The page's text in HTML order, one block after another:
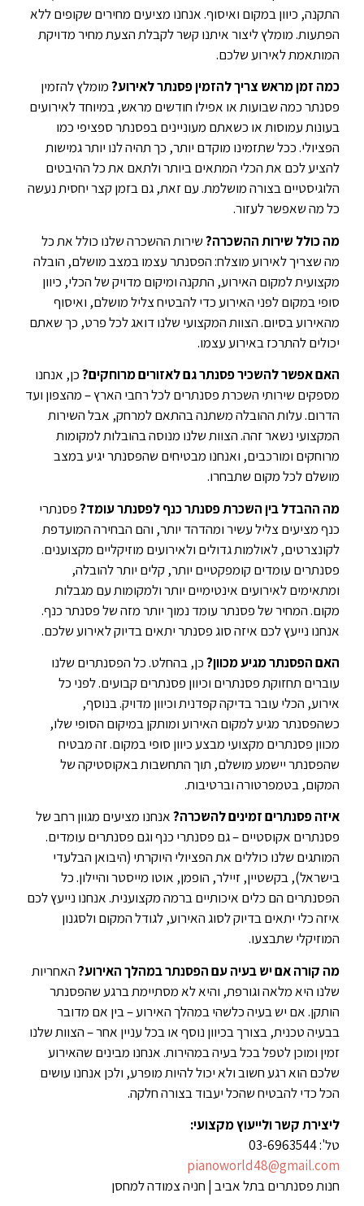
התקנה, כיוון במקום ואיסוף. אנחנו מציעים מחירים שקופים ללא
הפתעות. מומלץ ליצור איתנו קשר לקבלת הצעת מחיר מדויקת
המותאמת לאירוע שלכם.
כמה זמן מראש צריך להזמין פסנתר לאירוע?מומלץ להזמין
פסנתר כמה שבועות או אפילו חודשים מראש, במיוחד לאירועים
בעונות עמוסות או כשאתם מעוניינים בפסנתר ספציפי כמו
הפציולי. ככל שתזמינו מוקדם יותר, כך תהיה לנו יותר גמישות
להציע לכם את הכלי המתאים ביותר ולתאם את כל ההיבטים
הלוגיסטיים בצורה מושלמת. עם זאת, גם בזמן קצר יחסית נעשה
כל מה שאפשר לעזור.
מה כולל שירות ההשכרה?שירות ההשכרה שלנו כולל את כל
מה שצריך לאירוע מוצלח: הפסנתר עצמו במצב מושלם, הובלה
מקצועית למקום האירוע, התקנה ומיקום מדויק של הכלי, כיוון
סופי במקום לפני האירוע כדי להבטיח צליל מושלם, ואיסוף
מהאירוע בסיום. הצוות המקצועי שלנו דואג לכל פרט, כך שאתם
יכולים להתרכז באירוע עצמו.
האם אפשר להשכיר פסנתר גם לאזורים מרוחקים?כן, אנחנו
מספקים שירותי השכרת פסנתרים לכל רחבי הארץ – מהצפון ועד
הדרום. עלות ההובלה משתנה בהתאם למרחק, אבל השירות
המקצועי נשאר זהה. הצוות שלנו מנוסה בהובלות למקומות
מרוחקים ומורכבים, ואנחנו מבטיחים שהפסנתר יגיע במצב
מושלם לכל מקום שתבחרו.
מה ההבדל בין השכרת פסנתר כנף לפסנתר עומד?פסנתרי
כנף מציעים צליל עשיר ומהדהד יותר, והם הבחירה המועדפת
לקונצרטים, לאולמות גדולים ולאירועים מוזיקליים מקצוענים.
פסנתרים עומדים קומפקטיים יותר, קלים יותר להובלה,
ומתאימים לאירועים אינטימיים יותר ולמקומות עם מגבלות
מקום. המחיר של פסנתר עומד נמוך יותר מזה של פסנתר כנף.
אנחנו נייעץ לכם איזה סוג פסנתר יתאים בדיוק לאירוע שלכם.
האם הפסנתר מגיע מכוון?כן, בהחלט. כל הפסנתרים שלנו
עוברים תחזוקת פסנתרים וכיוון פסנתרים קבועים. לפני כל
אירוע, הכלי עובר בדיקה קפדנית וכיוון מדויק. בנוסף,
כשהפסנתר מגיע למקום האירוע ומותקן במיקום הסופי שלו,
מכוון פסנתרים מקצועי מבצע כיוון סופי במקום. זה מבטיח
שהפסנתר יישמע מושלם, תוך התחשבות באקוסטיקה של
המקום, בטמפרטורה וברטיבות.
איזה פסנתרים זמינים להשכרה?אנחנו מציעים מגוון רחב של
פסנתרים אקוסטיים – גם פסנתרי כנף וגם פסנתרים עומדים.
המותגים שלנו כוללים את הפציולי היוקרתי (היבואן הבלעדי
בישראל), בקשטיין, זיילר, הופמן, אוטו מייסטר והיילון. כל
הפסנתרים הם כלים איכותיים ברמה מקצוענית. אנחנו נייעץ לכם
איזה כלי יתאים בדיוק לסוג האירוע, לגודל המקום ולסגנון
המוזיקלי שתבצעו.
מה קורה אם יש בעיה עם הפסנתר במהלך האירוע?האחריות
שלנו היא מלאה וגורפת, והיא לא מסתיימת ברגע שהפסנתר
הותקן. אם יש בעיה כלשהי במהלך האירוע – בין אם מדובר
בבעיה טכנית, בצורך בכיוון נוסף או בכל עניין אחר – הצוות שלנו
זמין ומוכן לטפל בכל בעיה במהירות. אנחנו מבינים שהאירוע
שלכם הוא רגע חשוב ולא יכול להיות מופרע, ולכן אנחנו עושים
הכל כדי להבטיח שהכל יעבוד בצורה חלקה.
ליצירת קשר ולייעוץ מקצועי:
טל': 03-6963544
pianoworld48@gmail.com
חנות פסנתרים בתל אביב | חניה צמודה למחסן